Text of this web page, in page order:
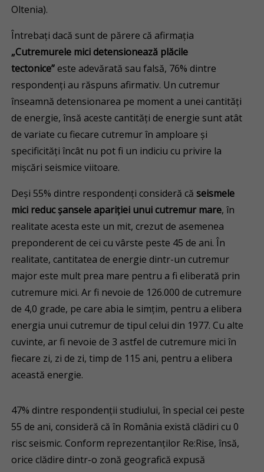
Oltenia).
Întrebați dacă sunt de părere că afirmația
„Cutremurele mici detensionează plăcile
tectonice”este adevărată sau falsă, 76% dintre
respondenți au răspuns afirmativ. Un cutremur
înseamnă detensionarea pe moment a unei cantități
de energie, însă aceste cantități de energie sunt atât
de variate cu fiecare cutremur în amploare și
specificități încât nu pot fi un indiciu cu privire la
mișcări seismice viitoare.
Deși 55% dintre respondenți consideră căseismele
mici reduc șansele apariției unui cutremur mare, în
realitate acesta este un mit, crezut de asemenea
preponderent de cei cu vârste peste 45 de ani. În
realitate, cantitatea de energie dintr-un cutremur
major este mult prea mare pentru a fi eliberată prin
cutremure mici. Ar fi nevoie de 126.000 de cutremure
de 4,0 grade, pe care abia le simțim, pentru a elibera
energia unui cutremur de tipul celui din 1977. Cu alte
cuvinte, ar fi nevoie de 3 astfel de cutremure mici în
fiecare zi, zi de zi, timp de 115 ani, pentru a elibera
această energie.
47% dintre respondenții studiului, în special cei peste
55 de ani, consideră că în România există clădiri cu 0
risc seismic. Conform reprezentanților Re:Rise, însă,
orice clădire dintr-o zonă geografică expusă